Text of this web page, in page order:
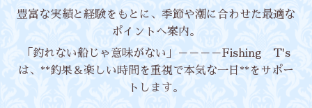
豊富な実績と経験をもとに、季節や潮に合わせた最適な
ポイントへ案内。
「釣れない船じゃ意味がない」－－－－Fishing T's
は、**釣果＆楽しい時間を重視で本気な一日**をサポー
トします。